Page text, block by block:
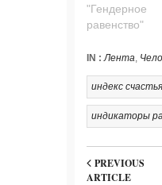
"Гендерное
равенство"
IN :Лента,
индекс счастья
индикаторы
PREVIOUS
ARTICLE